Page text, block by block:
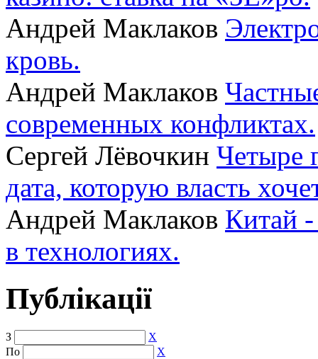
Андрей Маклаков
кровь.
Андрей Маклаков
современных конфликтах.
Сергей Лёвочкин Четыре
дата, которую власть
Андрей Маклаков Китай
в технологиях.
Публікації
З
X
По
X